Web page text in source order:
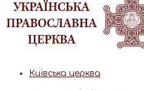
Київська церква